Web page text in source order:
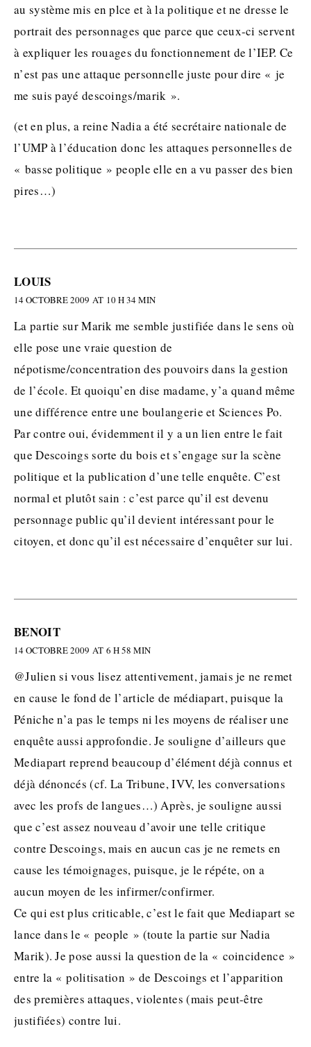
au système mis en plce et à la politique et ne dresse le
portrait des personnages que parce que ceux-ci servent
à expliquer les rouages du fonctionnement de l’IEP. Ce
n’est pas une attaque personnelle juste pour dire « je
me suis payé descoings/marik ».
(et en plus, a reine Nadia a été secrétaire nationale de
l’UMP à l’éducation donc les attaques personnelles de
« basse politique » people elle en a vu passer des bien
pires…)
LOUIS
14 OCTOBRE 2009 AT 10 H 34 MIN
La partie sur Marik me semble justifiée dans le sens où
elle pose une vraie question de
népotisme/concentration des pouvoirs dans la gestion
de l’école. Et quoiqu’en dise madame, y’a quand même
une différence entre une boulangerie et Sciences Po.
Par contre oui, évidemment il y a un lien entre le fait
que Descoings sorte du bois et s’engage sur la scène
politique et la publication d’une telle enquête. C’est
normal et plutôt sain : c’est parce qu’il est devenu
personnage public qu’il devient intéressant pour le
citoyen, et donc qu’il est nécessaire d’enquêter sur lui.
BENOIT
14 OCTOBRE 2009 AT 6 H 58 MIN
@Julien si vous lisez attentivement, jamais je ne remet
en cause le fond de l’article de médiapart, puisque la
Péniche n’a pas le temps ni les moyens de réaliser une
enquête aussi approfondie. Je souligne d’ailleurs que
Mediapart reprend beaucoup d’élément déjà connus et
déjà dénoncés (cf. La Tribune, IVV, les conversations
avec les profs de langues…) Après, je souligne aussi
que c’est assez nouveau d’avoir une telle critique
contre Descoings, mais en aucun cas je ne remets en
cause les témoignages, puisque, je le répéte, on a
aucun moyen de les infirmer/confirmer.
Ce qui est plus criticable, c’est le fait que Mediapart se
lance dans le « people » (toute la partie sur Nadia
Marik). Je pose aussi la question de la « coincidence »
entre la « politisation » de Descoings et l’apparition
des premières attaques, violentes (mais peut-être
justifiées) contre lui.